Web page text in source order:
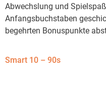
Abwechslung und
Anfangsbuchstaben
begehrten Bonuspunkte
Smart 10 – 90s